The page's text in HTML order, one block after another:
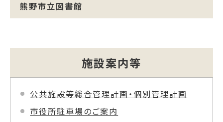
熊野市立図書館
施設案内等
公共施設等総合管理計画・個別管理計画
市役所駐車場のご案内